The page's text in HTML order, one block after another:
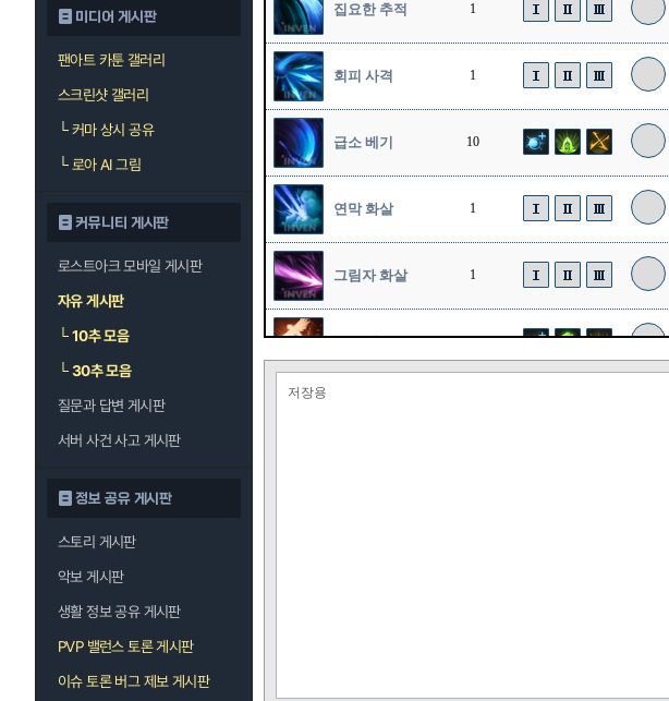
미디어 게시판
팬아트 카툰 갤러리
스크린샷 갤러리
└커마 상시 공유
└로아 AI 그림
커뮤니티 게시판
로스트아크 모바일 게시판
자유 게시판
└10추 모음
└30추 모음
질문과 답변 게시판
서버 사건 사고 게시판
정보 공유 게시판
스토리 게시판
악보 게시판
생활 정보 공유 게시판
PVP 밸런스 토론 게시판
이슈 토론 버그 제보 게시판
집요한 추적 1
회피 사격 1
급소 베기 10
연막 화살 1
그림자 화살 1
호크 샷 12
저장용